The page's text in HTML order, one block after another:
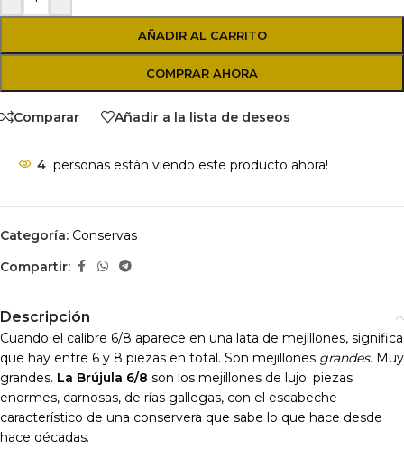
AÑADIR AL CARRITO
COMPRAR AHORA
Comparar Añadir a la lista de deseos
4 personas están viendo este producto ahora!
Categoría: Conservas
Compartir:
Descripción
Cuando el calibre 6/8 aparece en una lata de mejillones, significa
que hay entre 6 y 8 piezas en total. Son mejillones grandes. Muy
grandes. La Brújula 6/8 son los mejillones de lujo: piezas
enormes, carnosas, de rías gallegas, con el escabeche
característico de una conservera que sabe lo que hace desde
hace décadas.